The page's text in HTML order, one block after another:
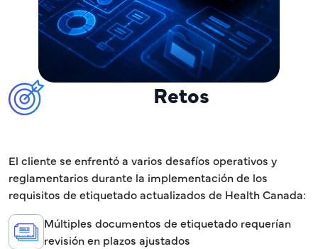
Retos
El cliente se enfrentó a varios desafíos operativos y
reglamentarios durante la implementación de los
requisitos de etiquetado actualizados de Health Canada:
Múltiples documentos de etiquetado requerían
revisión en plazos ajustados